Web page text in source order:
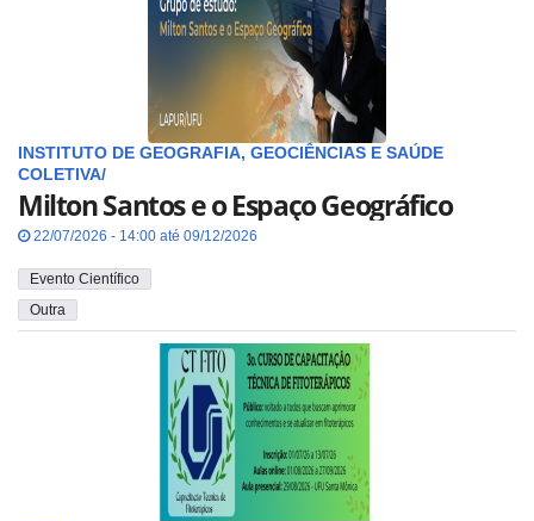
INSTITUTO DE GEOGRAFIA, GEOCIÊNCIAS E SAÚDE
COLETIVA/
Milton Santos e o Espaço Geográfico
22/07/2026 - 14:00 até 09/12/2026
Evento Científico
Outra